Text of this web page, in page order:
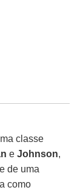
classe
eJohnson,
de uma
como